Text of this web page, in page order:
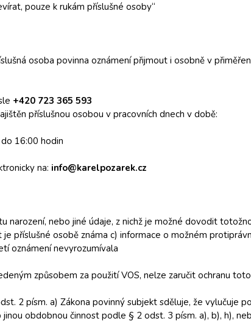
pouze k rukám příslušné osoby“
osoba povinna oznámení přijmout i osobně v
+420 723 365 593
příslušnou osobou v pracovních dnech v době:
16:00 hodin
na: info@karelpozarek.cz
narození, nebo jiné údaje, z nichž je možné dovodit
příslušné osobě známa c) informace o možném
oznámení nevyrozumívala
způsobem za použití VOS, nelze zaručit ochranu
2 písm. a) Zákona povinný subjekt sděluje, že vylučuje
obdobnou činnost podle § 2 odst. 3 písm. a), b), h),